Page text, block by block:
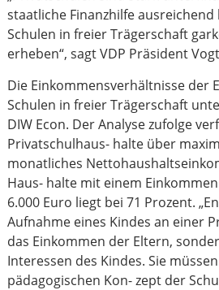
staatliche Finanzhilfe
Schulen in freier Trägerschaft
erheben“, sagt VDP Präsident
Die Einkommensverhältnisse der
Schulen in freier Trägerschaft
DIW Econ. Der Analyse zufolge
Privatschulhaus- halte über
monatliches
Haus- halte mit einem
6.000 Euro liegt bei 71 Prozent.
Aufnahme eines Kindes an einer
das Einkommen der Eltern,
Interessen des Kindes. Sie
pädagogischen Kon- zept der